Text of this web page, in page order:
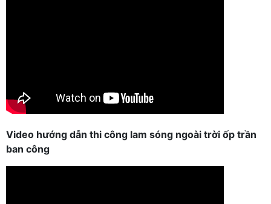
Video hướng dẫn thi công lam sóng ngoài trời ốp trần
ban công